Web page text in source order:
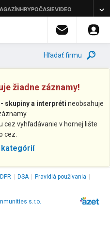
Hľadať firmu
žiadne záznamy!
skupiny a interpréti neobsahuje
cez vyhľadávanie v hornej lište
cez:
kategórií
DSA Pravidlá používania
s.r.o.